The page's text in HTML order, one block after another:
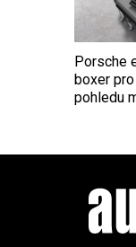
Porsche
boxer
pohledu